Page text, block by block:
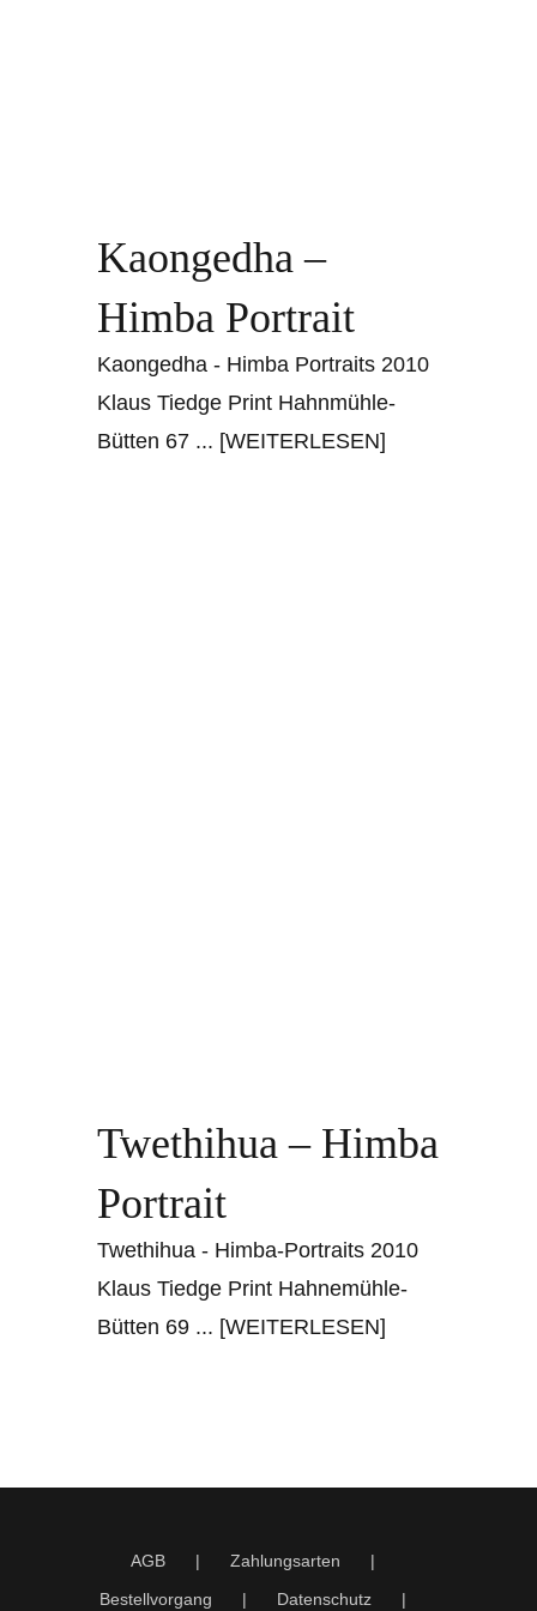
Kaongedha –
Himba Portrait
Kaongedha - Himba Portraits 2010
Klaus Tiedge Print Hahnmühle-
Bütten 67 ... [WEITERLESEN]
Twethihua – Himba
Portrait
Twethihua - Himba-Portraits 2010
Klaus Tiedge Print Hahnemühle-
Bütten 69 ... [WEITERLESEN]
AGB
Zahlungsarten
Bestellvorgang
Datenschutz